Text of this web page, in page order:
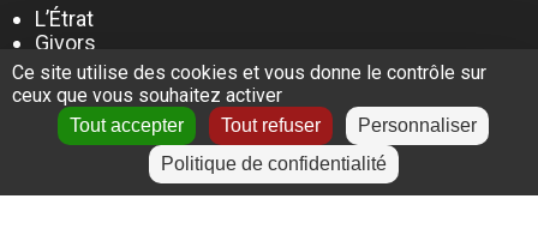
L’Étrat
Givors
Villeurbanne
Lyon
Le Puy-en-Velay
+
Ce site utilise des cookies et vous donne le contrôle sur
ceux que vous souhaitez activer
Tout accepter Tout refuser
Personnaliser
Politique de confidentialité